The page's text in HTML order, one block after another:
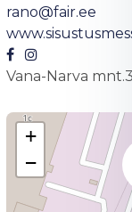
rano@fair.ee
Vana-Narva
+
−